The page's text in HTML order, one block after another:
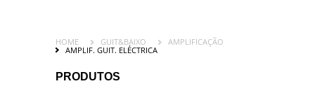
HOME GUIT&BAIXO
AMPLIFICAÇÃO
AMPLIF. GUIT. ELÉCTRICA
PRODUTOS